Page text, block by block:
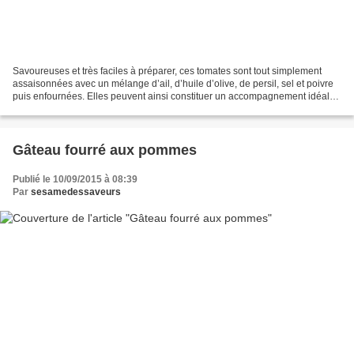
Savoureuses et très faciles à préparer, ces tomates sont tout simplement
assaisonnées avec un mélange d’ail, d’huile d’olive, de persil, sel et poivre
puis enfournées. Elles peuvent ainsi constituer un accompagnement idéal
Gâteau fourré aux pommes
Publié le 10/09/2015 à 08:39
Par sesamedessaveurs